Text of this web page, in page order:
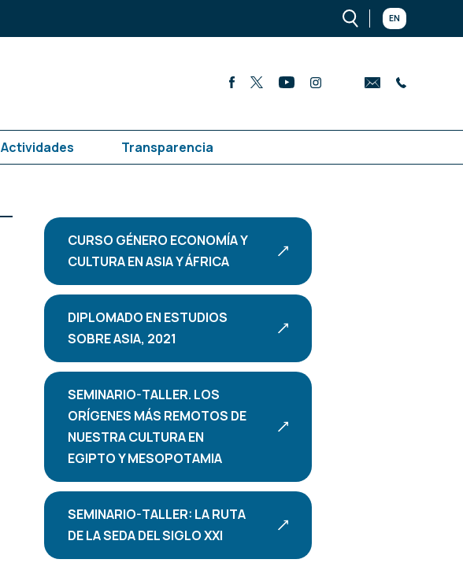
EN
Actividades Transparencia
CURSO GÉNERO ECONOMÍA Y
CULTURA EN ASIA Y ÁFRICA
DIPLOMADO EN ESTUDIOS
SOBRE ASIA, 2021
SEMINARIO-TALLER. LOS
ORÍGENES MÁS REMOTOS DE
NUESTRA CULTURA EN
EGIPTO Y MESOPOTAMIA
SEMINARIO-TALLER: LA RUTA
DE LA SEDA DEL SIGLO XXI